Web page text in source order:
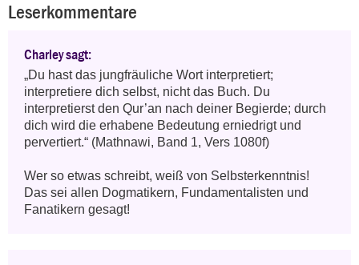
Leserkommentare
Charley sagt:
„Du hast das jungfräuliche Wort interpretiert;
interpretiere dich selbst, nicht das Buch. Du
interpretierst den Qur’an nach deiner Begierde; durch
dich wird die erhabene Bedeutung erniedrigt und
pervertiert.“ (Mathnawi, Band 1, Vers 1080f)
Wer so etwas schreibt, weiß von Selbsterkenntnis!
Das sei allen Dogmatikern, Fundamentalisten und
Fanatikern gesagt!